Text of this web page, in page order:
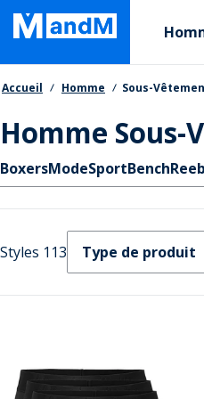
Skip
main
content
Primary
Fil d'Ariane
Accueil Homme Sous-
Homme Sous-
Liens rapides
BoxersModeSportBench
Styles 113 Type de produit